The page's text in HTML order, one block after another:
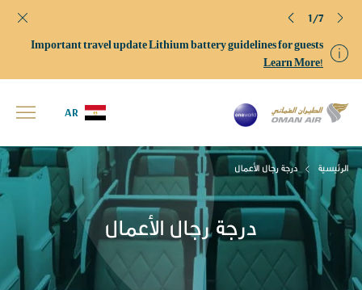
Important travel update Lithium battery guidelines for guests
Learn More!
1/7
AR
درجة رجال الأعمال
الرئيسية درجة رجال الأعمال